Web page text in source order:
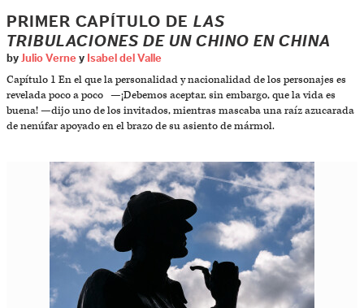
PRIMER CAPÍTULO DE LAS
TRIBULACIONES DE UN CHINO EN CHINA
by Julio Verne y Isabel del Valle
Capítulo 1 En el que la personalidad y nacionalidad de los personajes es
revelada poco a poco —¡Debemos aceptar, sin embargo, que la vida es
buena! —dijo uno de los invitados, mientras mascaba una raíz azucarada
de nenúfar apoyado en el brazo de su asiento de mármol.